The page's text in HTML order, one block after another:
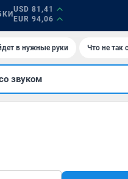
USD 81,41
EUR 94,06
в нужные руки Что не так
звуком